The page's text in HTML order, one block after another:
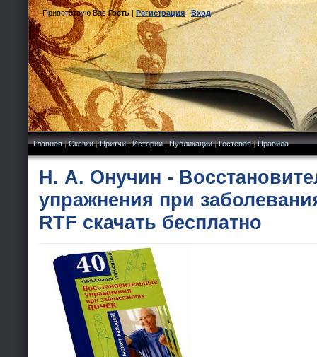
Приветствую Вас Гость|Регистрация|Вход
Главная|Сказки|Притчи|Истории|Публикации|Гостевая|Правила
Н. А. Онучин -
упражнения при
RTF скачать бесплатно